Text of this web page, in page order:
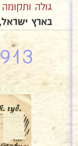
גולה ותקומה
בארץ ישראל,
1913, ההתחלה בארץ ישראל, זלמן